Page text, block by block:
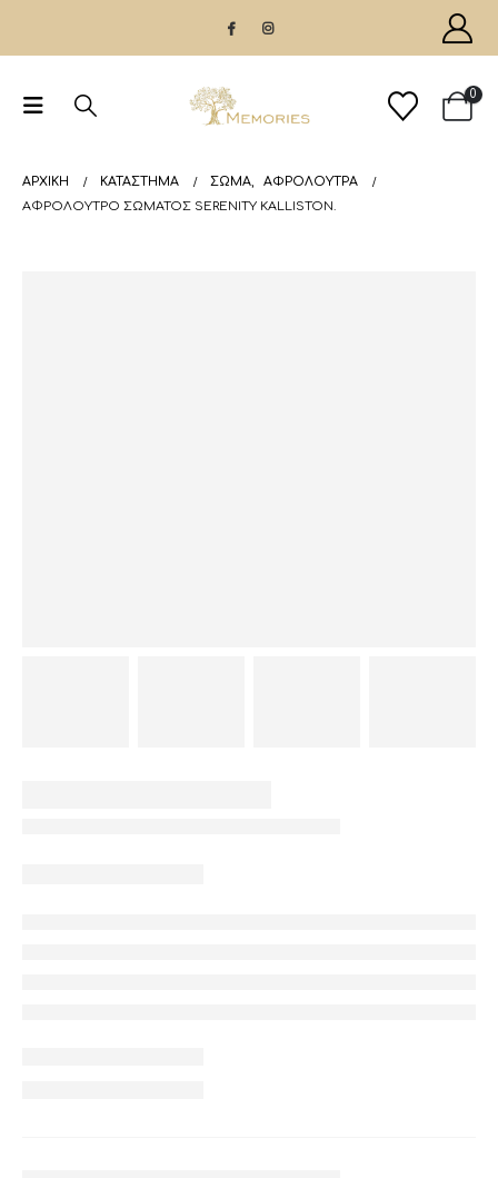
0
ΑΡΧΙΚΉ ΚΑΤΆΣΤΗΜΑ ΣΩΜΑ,
ΑΦΡΌΛΟΥΤΡΑ
ΑΦΡΌΛΟΥΤΡΟ ΣΏΜΑΤΟΣ SERENITY KALLISTON.